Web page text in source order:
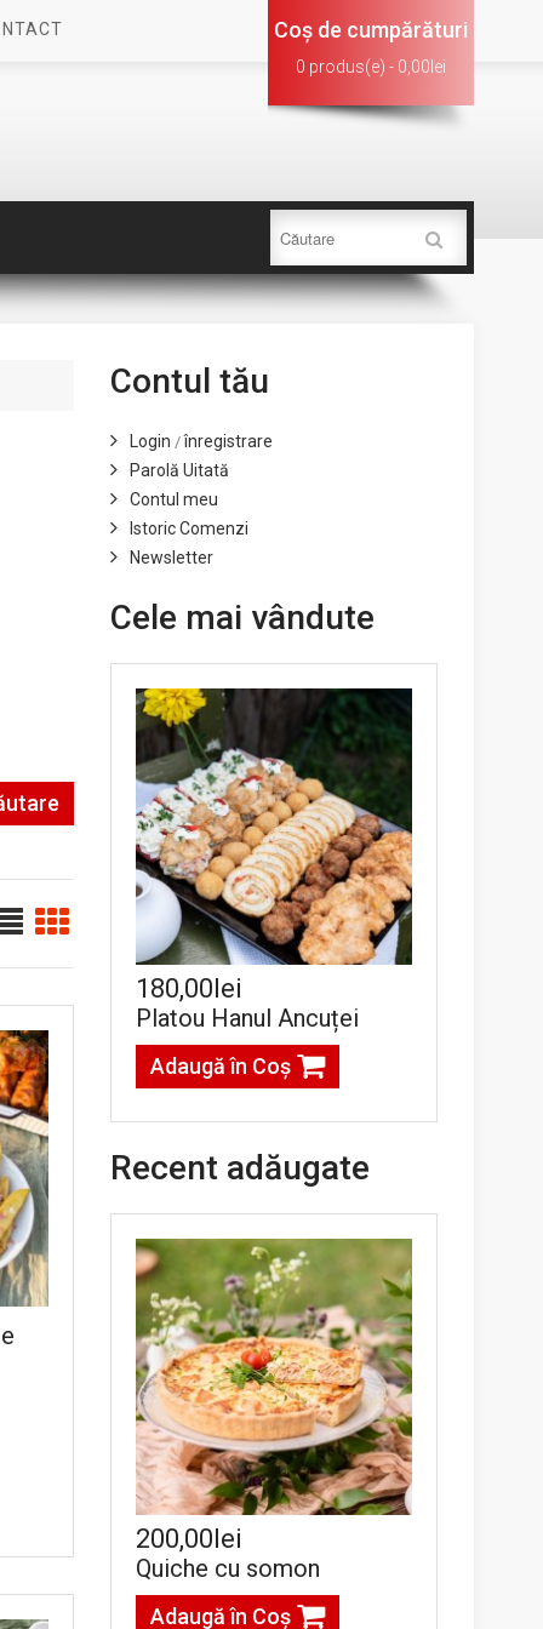
Coş de cumpărături
0 produs(e) - 0,00lei
Contul tău
Login /înregistrare
Parolă Uitată
Contul meu
Istoric Comenzi
Newsletter
Cele mai vândute
180,00lei
Platou Hanul Ancuței
Adaugă în Coş
Recent adăugate
200,00lei
Quiche cu somon
Adaugă în Coş